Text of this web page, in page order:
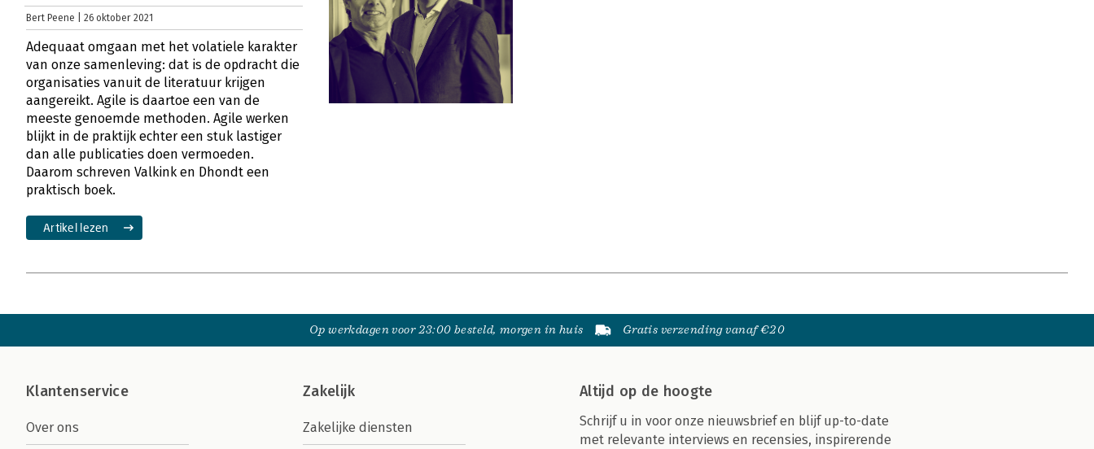
Bert Peene | 26 oktober 2021
Adequaat omgaan met het volatiele karakter
van onze samenleving: dat is de opdracht die
organisaties vanuit de literatuur krijgen
aangereikt. Agile is daartoe een van de
meeste genoemde methoden. Agile werken
blijkt in de praktijk echter een stuk lastiger
dan alle publicaties doen vermoeden.
Daarom schreven Valkink en Dhondt een
praktisch boek.
Artikel lezen
Op werkdagen voor 23:00 besteld, morgen in huis Gratis verzending vanaf €20
Klantenservice
Over ons
Zakelijk
Zakelijke diensten
Altijd op de hoogte
Schrijf u in voor onze nieuwsbrief en blijf up-to-date
met relevante interviews en recensies, inspirerende